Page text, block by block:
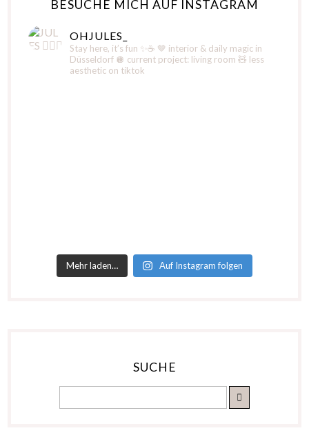
BESUCHE MICH AUF INSTAGRAM
OHJULES_
Stay here, it’s fun ✨☕️ 🤎 interior & daily magic in
Düsseldorf 🪩 current project: living room 🧸 less
aesthetic on tiktok
Mehr laden… Auf Instagram folgen
SUCHE